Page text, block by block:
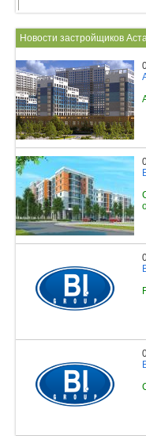
Новости застройщиков